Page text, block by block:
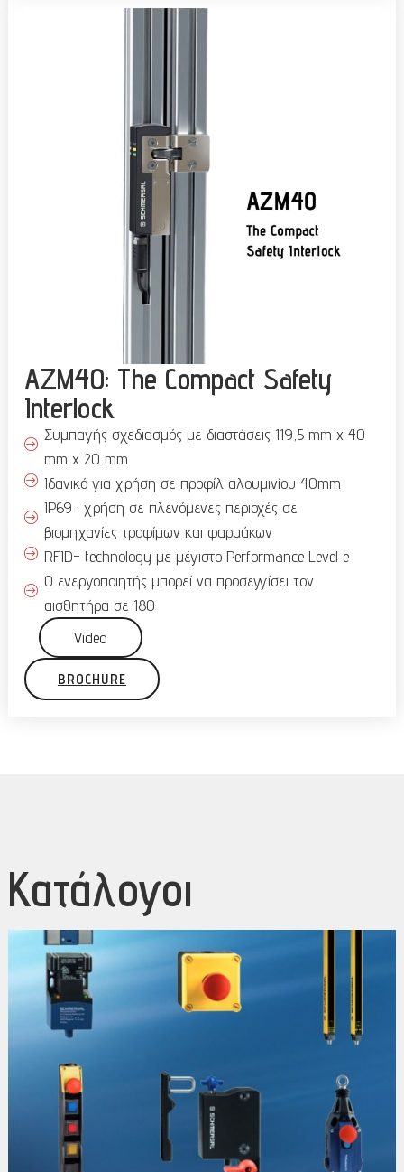
AZM40: The Compact Safety
Interlock
Συμπαγής σχεδιασμός με διαστάσεις 119,5 mm x 40
mm x 20 mm
Ιδανικό για χρήση σε προφίλ αλουμινίου 40mm
IP69 : χρήση σε πλενόμενες περιοχές σε
βιομηχανίες τροφίμων και φαρμάκων
RFID- technology με μέγιστο Performance Level e
O ενεργοποιητής μπορεί να προσεγγίσει τον
αισθητήρα σε 180
Video
BROCHURE
Κατάλογοι